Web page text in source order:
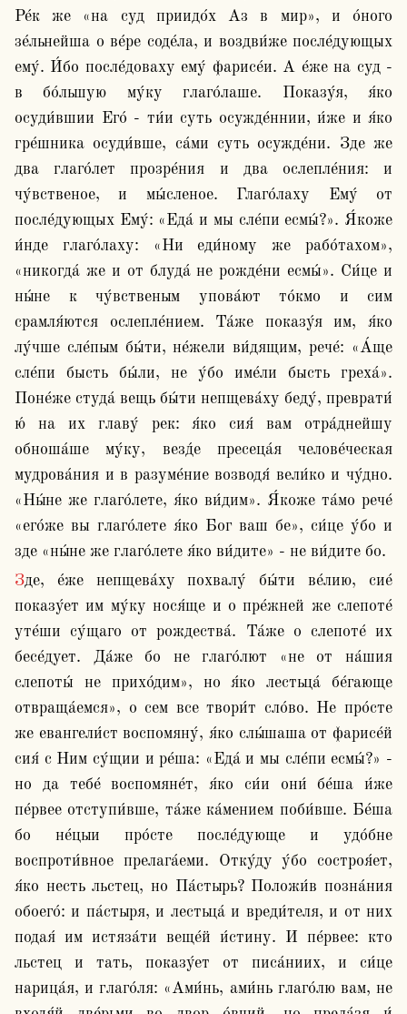
Ре́к же «на суд приидо́х Аз в мир», и о́ного
зе́льнейша о ве́ре соде́ла, и воздви́же после́дующых
ему́. И́бо после́доваху ему́ фарисе́и. А е́же на суд -
в бо́льшую му́ку глаго́лаше. Показу́я, я́ко
осуди́вшии Его́ - ти́и суть осужде́ннии, и́же и я́ко
гре́шника осуди́вше, са́ми суть осужде́ни. Зде же
два глаго́лет прозре́ния и два ослепле́ния: и
чу́вственое, и мы́сленое. Глаго́лаху Ему́ от
после́дующых Ему́: «Еда́ и мы сле́пи есмы́?». Я́коже
и́нде глаго́лаху: «Ни еди́ному же рабо́тахом»,
«никогда́ же и от блуда́ не рожде́ни есмы́». Си́це и
ны́не к чу́вственым упова́ют то́кмо и сим
срамля́ются ослепле́нием. Та́же показу́я им, я́ко
лу́чше сле́пым бы́ти, не́жели ви́дящим, рече́: «А́ще
сле́пи бысть бы́ли, не у́бо име́ли бысть греха́».
Поне́же студа́ вещь бы́ти непщева́ху беду́, преврати́
ю́ на их главу́ рек: я́ко сия́ вам отра́днейшу
обноша́ше му́ку, везд́е пресеца́я челове́ческая
мудрова́ния и в разуме́ние возводя́ вели́ко и чу́дно.
«Ны́не же глаго́лете, я́ко ви́дим». Я́коже та́мо рече́
«его́же вы глаго́лете я́ко Бог ваш бе», си́це у́бо и
зде «ны́не же глаго́лете я́ко ви́дите» - не ви́дите бо.
Зде, е́же непщева́ху похвалу́ бы́ти ве́лию, сие́
показу́ет им му́ку нося́ще и о пре́жней же слепоте́
уте́ши су́щаго от рождества́. Та́же о слепоте́ их
бесе́дует. Да́же бо не глаго́лют «не от на́шия
слепоты́ не прихо́дим», но я́ко лестьца́ бе́гающе
отвраща́емся», о сем все твори́т сло́во. Не про́сте
же евангели́ст воспомяну́, я́ко слы́шаша от фарисе́й
сия́ с Ним су́щии и ре́ша: «Еда́ и мы сле́пи есмы́?» -
но да тебе́ воспомяне́т, я́ко си́и они́ бе́ша и́же
пе́рвее отступи́вше, та́же ка́мением поби́вше. Бе́ша
бо не́цыи про́сте после́дующе и удо́бне
воспроти́вное прелага́еми. Отку́ду у́бо состроя́ет,
я́ко несть льстец, но Па́стырь? Положи́в позна́ния
обоего́: и па́стыря, и лестьца́ и вреди́теля, и от них
подая́ им истяза́ти веще́й и́стину. И пе́рвее: кто
льстец и тать, показу́ет от писа́ниих, и си́це
нарица́я, и глаго́ля: «Ами́нь, ами́нь глаго́лю вам, не